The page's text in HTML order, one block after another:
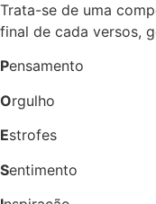
Trata-se de uma
final de cada versos,
Pensamento
Orgulho
Estrofes
Sentimento